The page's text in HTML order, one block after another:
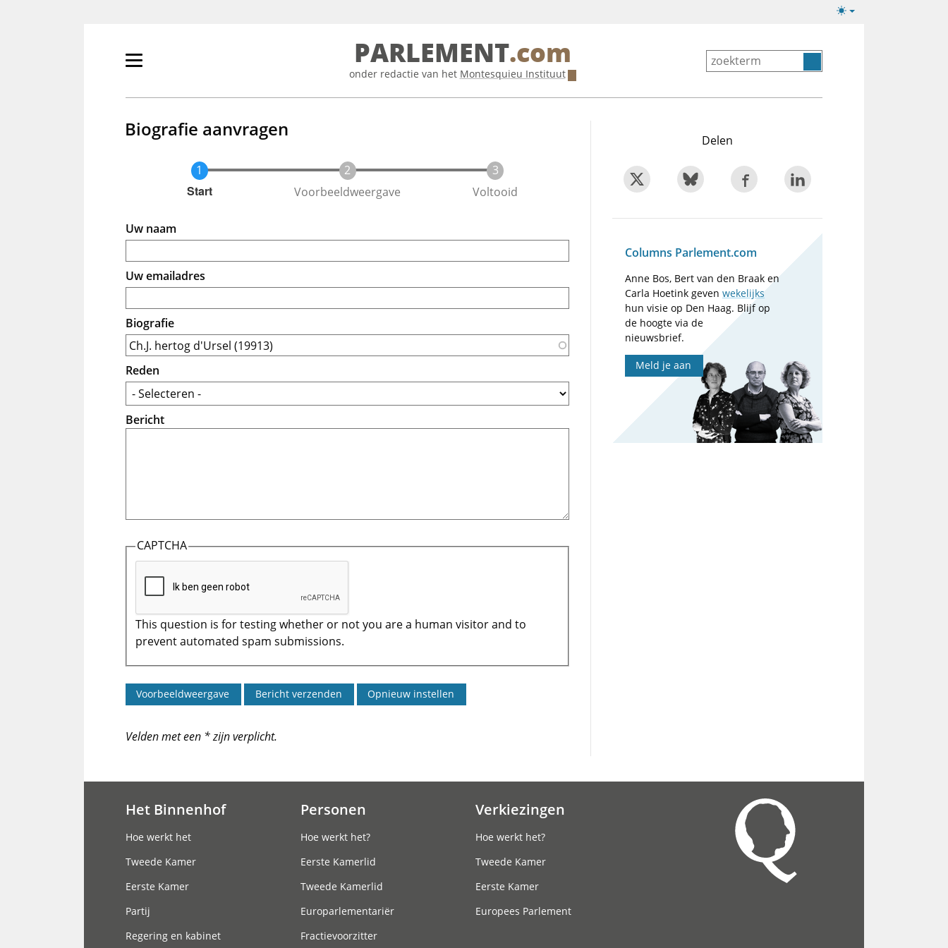
Lichte/donkere
Primair
tonen/verbergen
PARLEMENT.com
onder redactie van het Montesquieu Instituut
Biografie aanvragen
Huidige
Start Voorbeeldweergave Voltooid
Uw naam
Uw emailadres
Biografie
Reden
Bericht
CAPTCHA
This question is for testing whether or not you are a human visitor and to
prevent automated spam submissions.
Velden met een * zijn verplicht.
Delen
Columns Parlement.com
Anne Bos, Bert van den Braak en
Carla Hoetink gevenwekelijks
hun visie op Den Haag. Blijf op
de hoogte via de
nieuwsbrief.
Meld je aan
Het Binnenhof
Hoe werkt het
Tweede Kamer
Eerste Kamer
Partij
Regering en kabinet
Personen
Hoe werkt het?
Eerste Kamerlid
Tweede Kamerlid
Europarlementariër
Fractievoorzitter
Verkiezingen
Hoe werkt het?
Tweede Kamer
Eerste Kamer
Europees Parlement